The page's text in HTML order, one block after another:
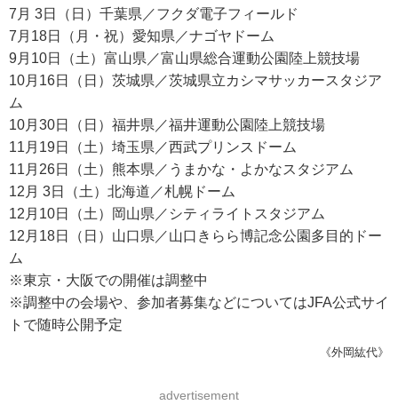
7月 3日（日）千葉県／フクダ電子フィールド
7月18日（月・祝）愛知県／ナゴヤドーム
9月10日（土）富山県／富山県総合運動公園陸上競技場
10月16日（日）茨城県／茨城県立カシマサッカースタジア
ム
10月30日（日）福井県／福井運動公園陸上競技場
11月19日（土）埼玉県／西武プリンスドーム
11月26日（土）熊本県／うまかな・よかなスタジアム
12月 3日（土）北海道／札幌ドーム
12月10日（土）岡山県／シティライトスタジアム
12月18日（日）山口県／山口きらら博記念公園多目的ドー
ム
※東京・大阪での開催は調整中
※調整中の会場や、参加者募集などについてはJFA公式サイ
トで随時公開予定
《外岡紘代》
advertisement